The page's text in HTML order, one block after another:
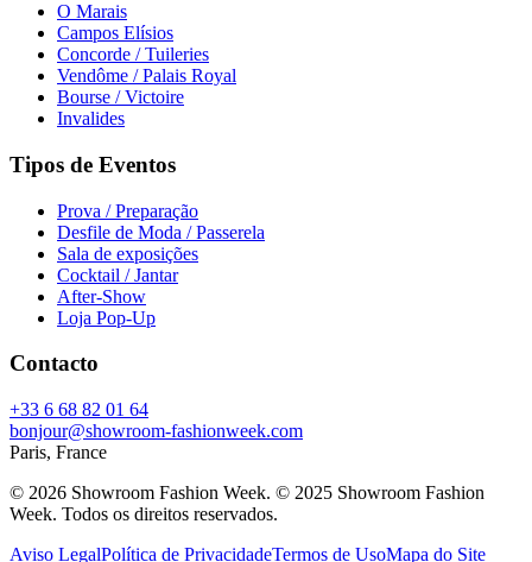
O Marais
Campos Elísios
Concorde / Tuileries
Vendôme / Palais Royal
Bourse / Victoire
Invalides
Tipos de Eventos
Prova / Preparação
Desfile de Moda / Passerela
Sala de exposições
Cocktail / Jantar
After-Show
Loja Pop-Up
Contacto
+33 6 68 82 01 64
bonjour@showroom-fashionweek.com
Paris, France
© 2026 Showroom Fashion Week. © 2025 Showroom Fashion
Week. Todos os direitos reservados.
Aviso LegalPolítica de PrivacidadeTermos de UsoMapa do Site